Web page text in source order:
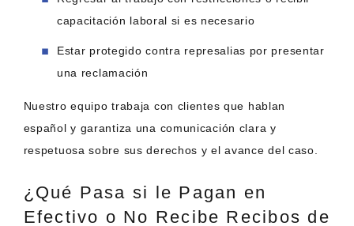
capacitación laboral si es necesario
Estar protegido contra represalias por presentar
una reclamación
Nuestro equipo trabaja con clientes que hablan
español y garantiza una comunicación clara y
respetuosa sobre sus derechos y el avance del caso.
¿Qué Pasa si le Pagan en
Efectivo o No Recibe Recibos de